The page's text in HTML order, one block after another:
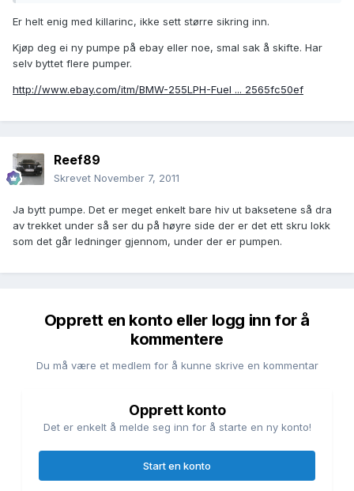
Er helt enig med killarinc, ikke sett større sikring inn.
Kjøp deg ei ny pumpe på ebay eller noe, smal sak å skifte. Har
selv byttet flere pumper.
http://www.ebay.com/itm/BMW-255LPH-Fuel ... 2565fc50ef
Reef89
Skrevet November 7, 2011
Ja bytt pumpe. Det er meget enkelt bare hiv ut baksetene så dra
av trekket under så ser du på høyre side der er det ett skru lokk
som det går ledninger gjennom, under der er pumpen.
Opprett en konto eller logg inn for å
kommentere
Du må være et medlem for å kunne skrive en kommentar
Opprett konto
Det er enkelt å melde seg inn for å starte en ny konto!
Start en konto